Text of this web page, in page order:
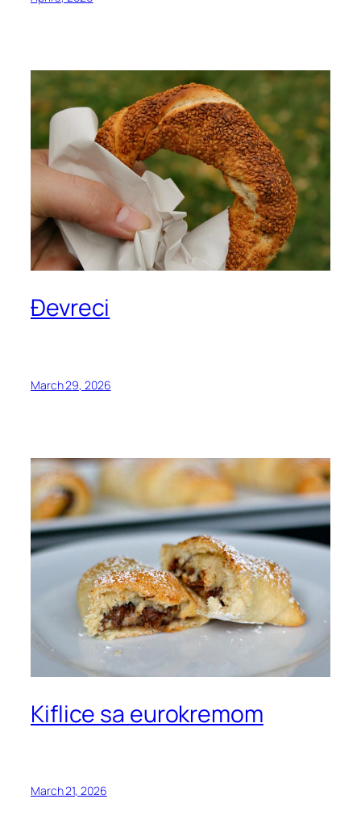
Đevreci
March 29, 2026
Kiflice sa eurokremom
March 21, 2026